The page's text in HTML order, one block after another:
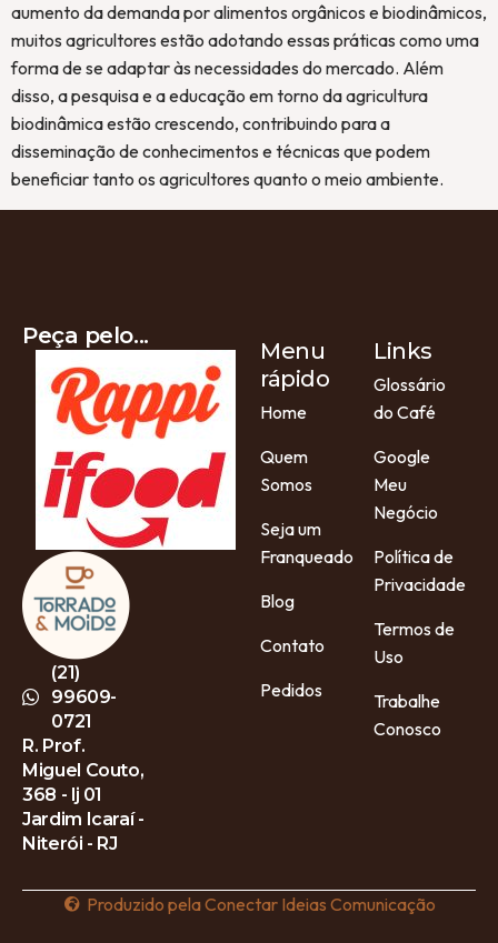
aumento da demanda por alimentos orgânicos e biodinâmicos,
muitos agricultores estão adotando essas práticas como uma
forma de se adaptar às necessidades do mercado. Além
disso, a pesquisa e a educação em torno da agricultura
biodinâmica estão crescendo, contribuindo para a
disseminação de conhecimentos e técnicas que podem
beneficiar tanto os agricultores quanto o meio ambiente.
Peça pelo...
(21)
99609-
0721
R. Prof.
Miguel Couto,
368 - lj 01
Jardim Icaraí -
Niterói - RJ
Menu
rápido
Home
Quem
Somos
Seja um
Franqueado
Blog
Contato
Pedidos
Links
Glossário
do Café
Google
Meu
Negócio
Política de
Privacidade
Termos de
Uso
Trabalhe
Conosco
Produzido pela Conectar Ideias Comunicação